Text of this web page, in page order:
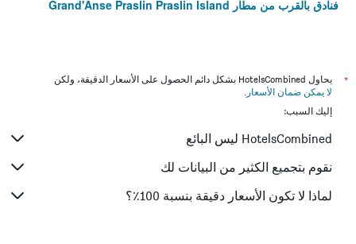
فنادق بالقرب من مطار Grand'Anse Praslin Praslin Island
*
يحاول HotelsCombined بشكل دائم الحصول على الأسعار الدقيقة، ولكن
لا يمكن ضمان الأسعار .
إليك السبب:
HotelsCombined ليس البائع
نقوم بتجميع الكثير من البيانات لك
لماذا لا تكون الأسعار دقيقة بنسبة 100٪؟